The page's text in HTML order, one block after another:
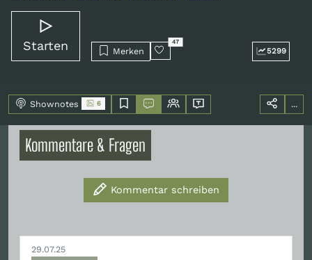
Starten Merken
47
5299
Shownotes 6 ...
Kommentare & Fragen
Kommentar schreiben
29.07.25